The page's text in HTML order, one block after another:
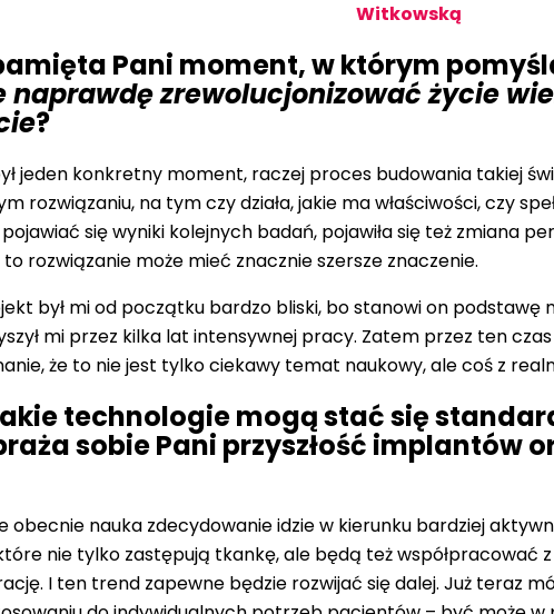
Witkowską
Pani moment, w którym
naprawdę zrewolucjonizować życie
?
jeden konkretny moment, raczej proces budowania takiej
rozwiązaniu, na tym czy działa, jakie ma właściwości, czy
pojawiać się wyniki kolejnych badań, pojawiła się też zmiana
to rozwiązanie może mieć znacznie szersze znaczenie.
był mi od początku bardzo bliski, bo stanowi on podstawę
mi przez kilka lat intensywnej pracy. Zatem przez ten
że to nie jest tylko ciekawy temat naukowy, ale coś z
technologie mogą stać się
sobie Pani przyszłość implantów
obecnie nauka zdecydowanie idzie w kierunku bardziej
nie tylko zastępują tkankę, ale będą też współpracować
I ten trend zapewne będzie rozwijać się dalej. Już teraz